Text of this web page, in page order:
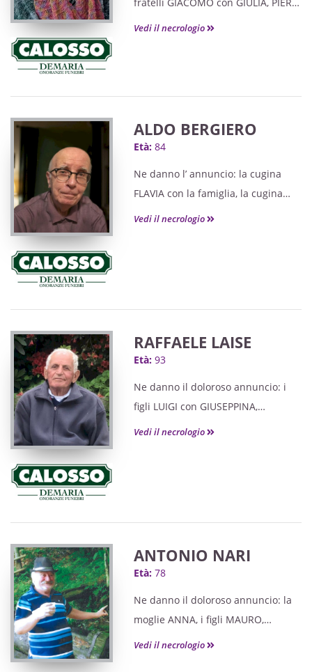
con COSIMINA, i nipoti e i pronipoti,
Vedi il necrologio
ALDO BERGIERO
Età: 84
Ne danno l’ annuncio: la cugina
FLAVIA con la famiglia, la cugina
NADIA con la famiglia, la figlioccia
PRESSO LE CAMERE MORTUARIE
CALOSSO E DEMARIA” DI SALUZZO
GENNAIO 2025.
Grati a quanti si uniranno al mesto
accompagnamento.
Vedi il necrologio
RAFFAELE LAISE
Età: 93
Ne danno il doloroso annuncio: i
figli LUIGI con GIUSEPPINA,
FRANCESCO con SANDRA, i nipoti
Grati a quanti si uniranno al mesto
Vedi il necrologio
ANTONIO NARI
Età: 78
Ne danno il doloroso annuncio: la
moglie ANNA, i figli MAURO,
DENNIS e MILVA con le rispettive
Vedi il necrologio